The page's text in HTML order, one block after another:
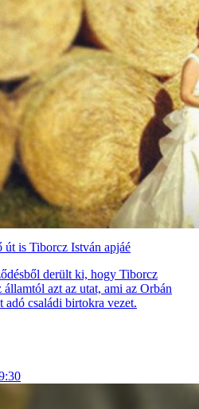
út is Tiborcz István apjáé
derült ki, hogy Tiborcz
azt az utat, ami az Orbán
adó családi birtokra vezet.